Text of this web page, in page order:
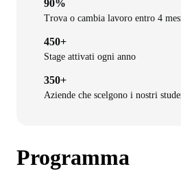
90%
Trova o cambia lavoro entro 4
450+
Stage attivati ogni anno
350+
Aziende che scelgono i nostri
Programma